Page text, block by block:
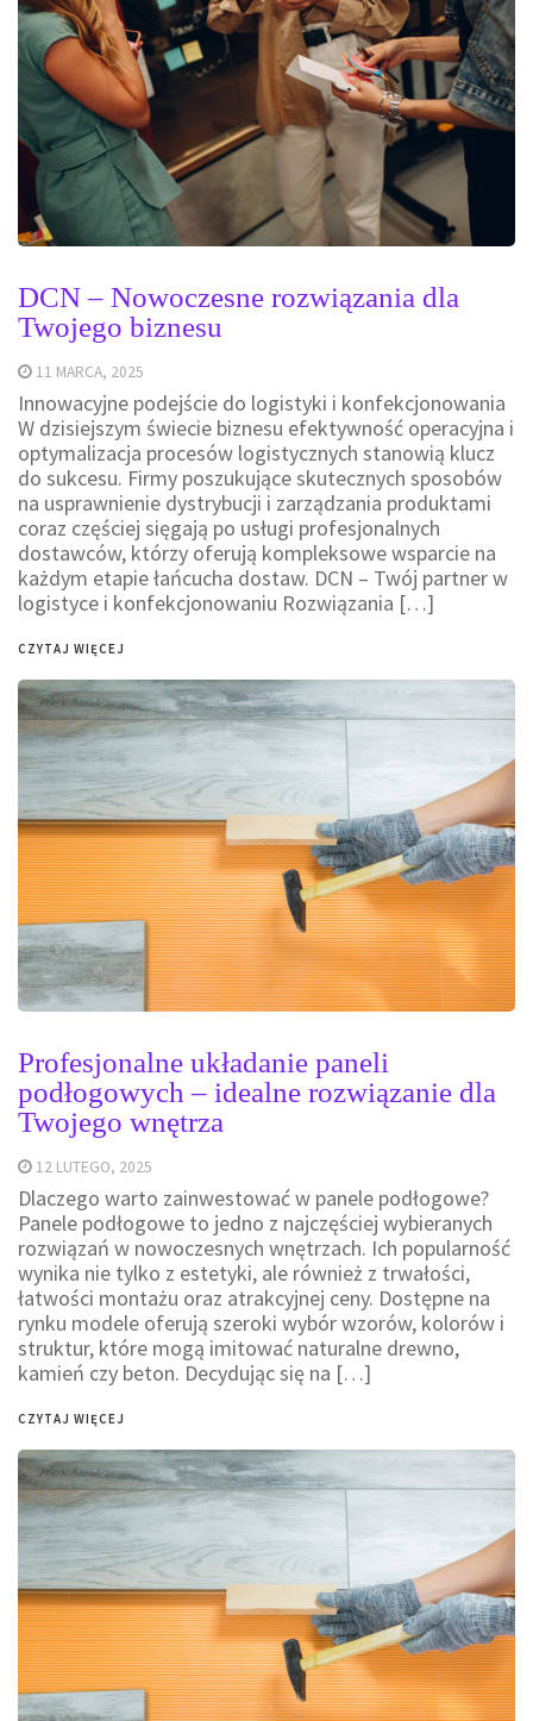
DCN – Nowoczesne rozwiązania dla
Twojego biznesu
11 MARCA, 2025
Innowacyjne podejście do logistyki i konfekcjonowania
W dzisiejszym świecie biznesu efektywność operacyjna i
optymalizacja procesów logistycznych stanowią klucz
do sukcesu. Firmy poszukujące skutecznych sposobów
na usprawnienie dystrybucji i zarządzania produktami
coraz częściej sięgają po usługi profesjonalnych
dostawców, którzy oferują kompleksowe wsparcie na
każdym etapie łańcucha dostaw. DCN – Twój partner w
logistyce i konfekcjonowaniu Rozwiązania […]
CZYTAJ WIĘCEJ
Profesjonalne układanie paneli
podłogowych – idealne rozwiązanie dla
Twojego wnętrza
12 LUTEGO, 2025
Dlaczego warto zainwestować w panele podłogowe?
Panele podłogowe to jedno z najczęściej wybieranych
rozwiązań w nowoczesnych wnętrzach. Ich popularność
wynika nie tylko z estetyki, ale również z trwałości,
łatwości montażu oraz atrakcyjnej ceny. Dostępne na
rynku modele oferują szeroki wybór wzorów, kolorów i
struktur, które mogą imitować naturalne drewno,
kamień czy beton. Decydując się na […]
CZYTAJ WIĘCEJ